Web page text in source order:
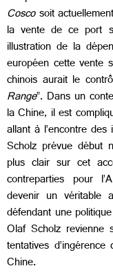
Coscosoit
la vente de ce port
illustration de la
européen cette vente
chinois aurait le
Range”. Dans un
la Chine, il est
allant à l’encontre
Scholz prévue début
plus clair sur cet
contreparties pour
devenir un véritable
défendant une
Olaf Scholz
tentatives
Chine.